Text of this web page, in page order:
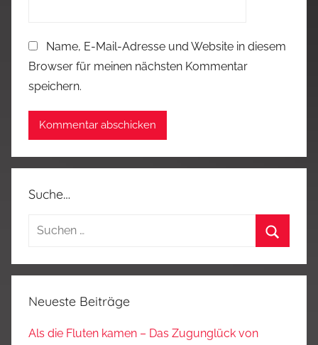
Name, E-Mail-Adresse und Website in diesem
Browser für meinen nächsten Kommentar
speichern.
Suche…
Suchen
Neueste Beiträge
Als die Fluten kamen – Das Zugunglück von